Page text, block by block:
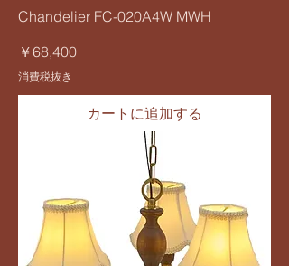
Chandelier FC-020A4W MWH
価格
￥68,400
消費税抜き
カートに追加する